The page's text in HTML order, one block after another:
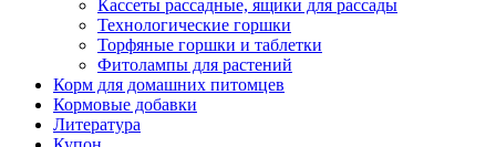
Кассеты рассадные, ящики для рассады
Технологические горшки
Торфяные горшки и таблетки
Фитолампы для растений
Корм для домашних питомцев
Кормовые добавки
Литература